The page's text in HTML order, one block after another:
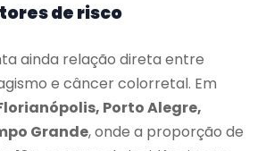
de risco
ainda relação direta entre
e câncer colorretal. Em
Porto Alegre,
Grande, onde a proporção de